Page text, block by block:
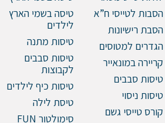
הסבות לטייסי ח”א
הסבת רישיונות
הגדרים למטוסים
קריירה במונאייר
טיסות סבבים
טיסות ניסוי
קורס טייסי גשם
טיסה בשמי הארץ
לילדים
טיסות מתנה
טיסות סבבים
לקבוצות
טיסות כיף לילדים
טיסת לילה
סימולטור FUN